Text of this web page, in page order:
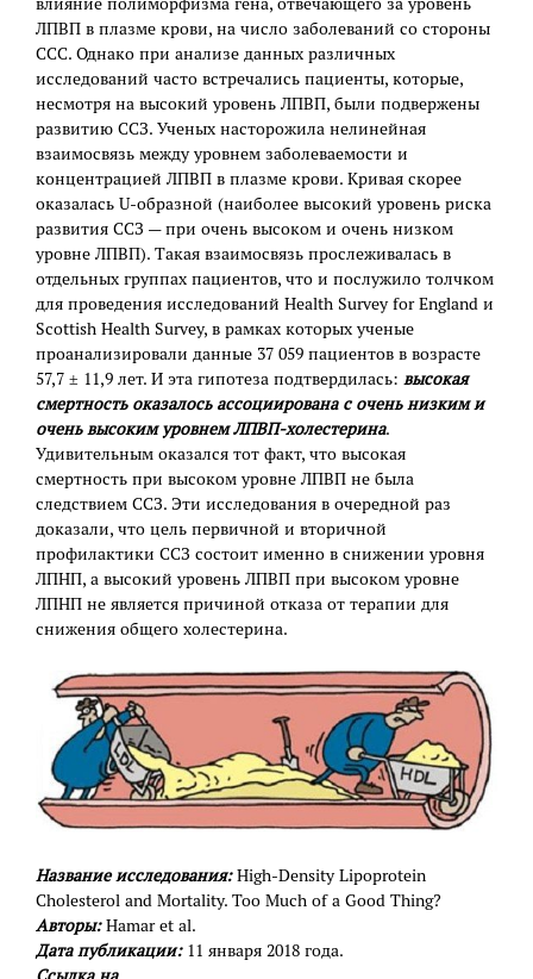
ЛПВП в плазме крови, на число заболеваний со стороны
ССС. Однако при анализе данных различных
исследований часто встречались пациенты, которые,
несмотря на высокий уровень ЛПВП, были подвержены
развитию ССЗ. Ученых насторожила нелинейная
взаимосвязь между уровнем заболеваемости и
концентрацией ЛПВП в плазме крови. Кривая скорее
оказалась U-образной (наиболее высокий уровень риска
развития ССЗ — при очень высоком и очень низком
уровне ЛПВП). Такая взаимосвязь прослеживалась в
отдельных группах пациентов, что и послужило толчком
для проведения исследований Health Survey for England и
Scottish Health Survey, в рамках которых ученые
проанализировали данные 37 059 пациентов в возрасте
57,7 ± 11,9 лет. И эта гипотеза подтвердилась: высокая
смертность оказалось ассоциирована с очень низким и
очень высоким уровнем ЛПВП-холестерина.
Удивительным оказался тот факт, что высокая
смертность при высоком уровне ЛПВП не была
следствием ССЗ. Эти исследования в очередной раз
доказали, что цель первичной и вторичной
профилактики ССЗ состоит именно в снижении уровня
ЛПНП, а высокий уровень ЛПВП при высоком уровне
ЛПНП не является причиной отказа от терапии для
снижения общего холестерина.
Название исследования:High-Density Lipoprotein
Cholesterol and Mortality. Too Much of a Good Thing?
Авторы:Hamar et al.
Дата публикации:11 января 2018 года.